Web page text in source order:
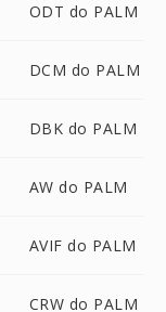
ODT do PALM
DCM do PALM
DBK do PALM
AW do PALM
AVIF do PALM
CRW do PALM